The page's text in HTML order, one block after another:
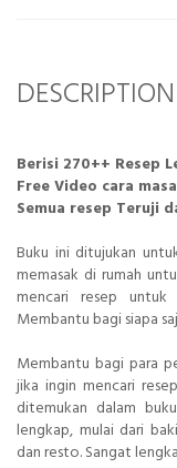
DESCRIPTION
Berisi 270++ Resep
Free Video cara
Semua resep Teruji
Buku ini ditujukan
memasak di rumah
mencari resep untuk
Membantu bagi siapa
Membantu bagi para
jika ingin mencari
ditemukan dalam
lengkap, mulai dari
dan resto. Sangat